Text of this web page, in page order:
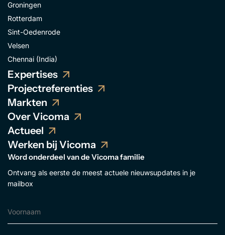
Groningen
Rotterdam
Sint-Oedenrode
Velsen
Chennai (India)
Expertises
Projectreferenties
Markten
Over Vicoma
Actueel
Werken bij Vicoma
Word onderdeel van de Vicoma familie
Ontvang als eerste de meest actuele nieuwsupdates in je
mailbox